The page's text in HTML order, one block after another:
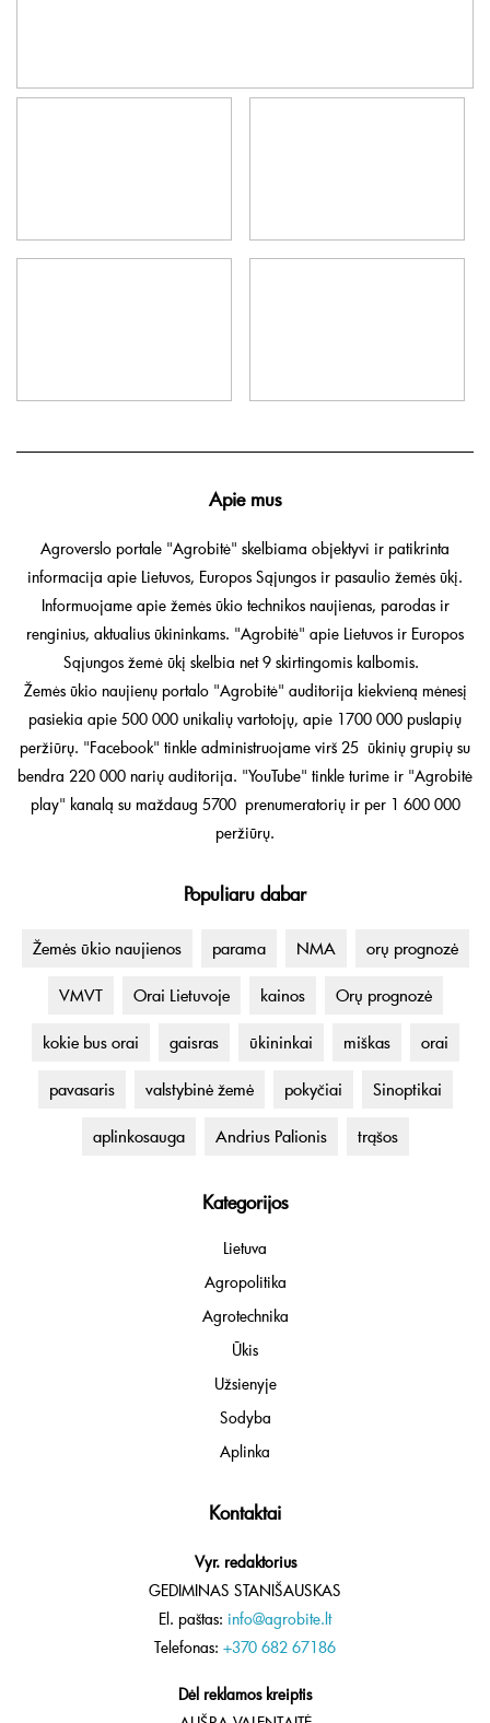
Apie mus
Agroverslo portale "Agrobitė" skelbiama objektyvi ir patikrinta
informacija apie Lietuvos, Europos Sąjungos ir pasaulio žemės ūkį.
Informuojame apie žemės ūkio technikos naujienas, parodas ir
renginius, aktualius ūkininkams. "Agrobitė" apie Lietuvos ir Europos
Sąjungos žemė ūkį skelbia net 9 skirtingomis kalbomis.
Žemės ūkio naujienų portalo "Agrobitė" auditorija kiekvieną mėnesį
pasiekia apie 500 000 unikalių vartotojų, apie 1700 000 puslapių
peržiūrų. "Facebook" tinkle administruojame virš 25 ūkinių grupių su
bendra 220 000 narių auditorija. "YouTube" tinkle turime ir "Agrobitė
play" kanalą su maždaug 5700 prenumeratorių ir per 1 600 000
peržiūrų.
Populiaru dabar
Žemės ūkio naujienos parama NMA orų prognozė
VMVT Orai Lietuvoje kainos Orų prognozė
kokie bus orai gaisras ūkininkai miškas orai
pavasaris valstybinė žemė pokyčiai Sinoptikai
aplinkosauga Andrius Palionis trąšos
Kategorijos
Lietuva
Agropolitika
Agrotechnika
Ūkis
Užsienyje
Sodyba
Aplinka
Kontaktai
Vyr. redaktorius
GEDIMINAS STANIŠAUSKAS
El. paštas: info@agrobite.lt
Telefonas: +370 682 67186
Dėl reklamos kreiptis